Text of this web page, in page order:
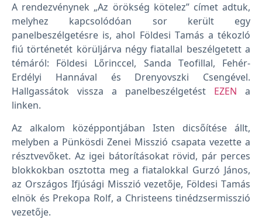
A rendezvénynek „Az örökség kötelez” címet adtuk,
melyhez kapcsolódóan sor került egy
panelbeszélgetésre is, ahol Földesi Tamás a tékozló
fiú történetét körüljárva négy fiatallal beszélgetett a
témáról: Földesi Lőrinccel, Sanda Teofillal, Fehér-
Erdélyi Hannával és Drenyovszki Csengével.
Hallgassátok vissza a panelbeszélgetést EZEN a
linken.
Az alkalom középpontjában Isten dicsőítése állt,
melyben a Pünkösdi Zenei Misszió csapata vezette a
résztvevőket. Az igei bátorításokat rövid, pár perces
blokkokban osztotta meg a fiatalokkal Gurzó János,
az Országos Ifjúsági Misszió vezetője, Földesi Tamás
elnök és Prekopa Rolf, a Christeens tinédzsermisszió
vezetője.